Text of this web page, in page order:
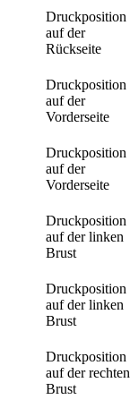
Druckposition
auf der
Rückseite
Druckposition
auf der
Vorderseite
Druckposition
auf der
Vorderseite
Druckposition
auf der linken
Brust
Druckposition
auf der linken
Brust
Druckposition
auf der rechten
Brust